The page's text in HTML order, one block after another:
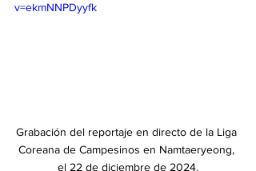
v=ekmNNPDyyfk
Grabación del reportaje en directo de la Liga
Coreana de Campesinos en Namtaeryeong,
el 22 de diciembre de 2024.